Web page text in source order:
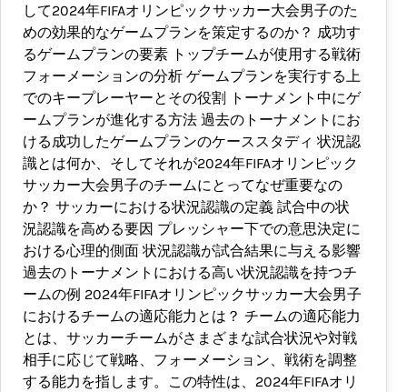
して2024年FIFAオリンピックサッカー大会男子のた
めの効果的なゲームプランを策定するのか？ 成功す
るゲームプランの要素 トップチームが使用する戦術
フォーメーションの分析 ゲームプランを実行する上
でのキープレーヤーとその役割 トーナメント中にゲ
ームプランが進化する方法 過去のトーナメントにお
ける成功したゲームプランのケーススタディ 状況認
識とは何か、そしてそれが2024年FIFAオリンピック
サッカー大会男子のチームにとってなぜ重要なの
か？ サッカーにおける状況認識の定義 試合中の状
況認識を高める要因 プレッシャー下での意思決定に
おける心理的側面 状況認識が試合結果に与える影響
過去のトーナメントにおける高い状況認識を持つチ
ームの例 2024年FIFAオリンピックサッカー大会男子
におけるチームの適応能力とは？ チームの適応能力
とは、サッカーチームがさまざまな試合状況や対戦
相手に応じて戦略、フォーメーション、戦術を調整
する能力を指します。この特性は、2024年FIFAオリ